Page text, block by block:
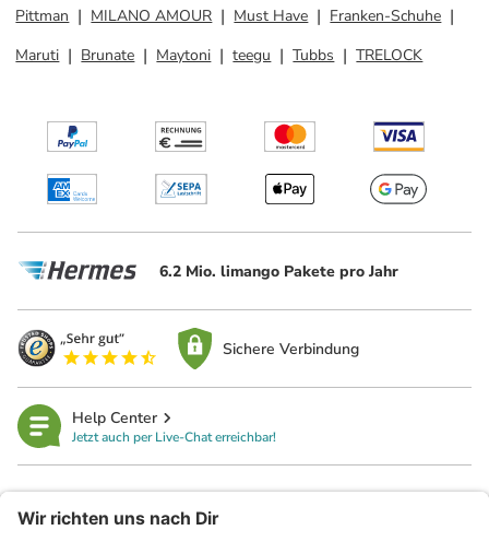
Pittman
MILANO AMOUR Must Have
Franken-Schuhe
Maruti
Brunate Maytoni teegu Tubbs TRELOCK
6.2 Mio. limango Pakete pro Jahr
Sichere Verbindung
Help Center
Jetzt auch per Live-Chat erreichbar!